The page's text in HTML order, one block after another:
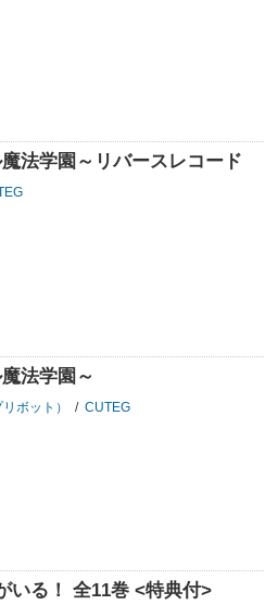
法学園～リバースレコード
法学園～
ボット） / CUTEG
いる！ 全11巻 <特典付>